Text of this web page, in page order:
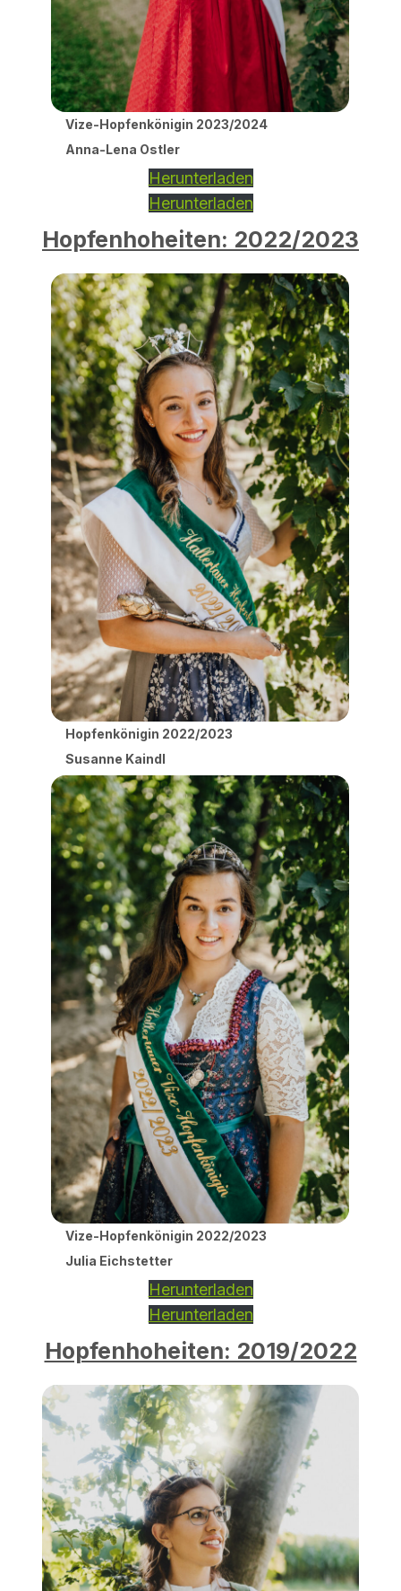
Vize-Hopfenkönigin 2023/2024
Anna-Lena Ostler
Herunterladen
Herunterladen
Hopfenhoheiten: 2022/2023
Hopfenkönigin 2022/2023
Susanne Kaindl
Vize-Hopfenkönigin 2022/2023
Julia Eichstetter
Herunterladen
Herunterladen
Hopfenhoheiten: 2019/2022